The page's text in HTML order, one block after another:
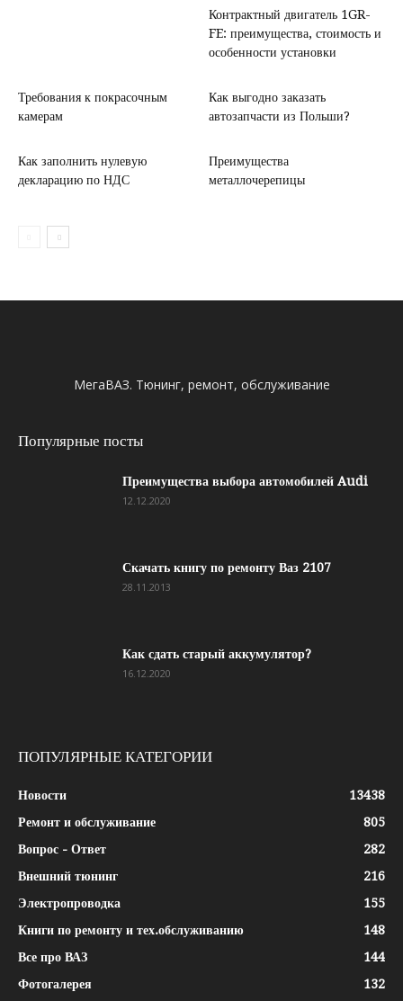
Контрактный двигатель 1GR-
FE: преимущества, стоимость и
особенности установки
Требования к покрасочным
камерам
Как выгодно заказать
автозапчасти из Польши?
Как заполнить нулевую
декларацию по НДС
Преимущества
металлочерепицы
МегаВАЗ. Тюнинг, ремонт, обслуживание
Популярные посты
Преимущества выбора автомобилей Audi
12.12.2020
Скачать книгу по ремонту Ваз 2107
28.11.2013
Как сдать старый аккумулятор?
16.12.2020
ПОПУЛЯРНЫЕ КАТЕГОРИИ
Новости
13438
Ремонт и обслуживание
805
Вопрос - Ответ
282
Внешний тюнинг
216
Электропроводка
155
Книги по ремонту и тех.обслуживанию
148
Все про ВАЗ
144
Фотогалерея
132